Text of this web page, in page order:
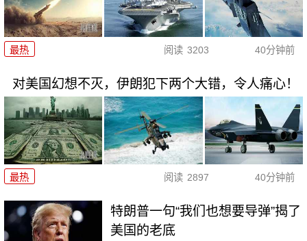
最热 阅读 3203 40分钟前
对美国幻想不灭，伊朗犯下两个大错，令人痛心！
最热 阅读 2897 40分钟前
特朗普一句“我们也想要导弹”揭了
美国的老底